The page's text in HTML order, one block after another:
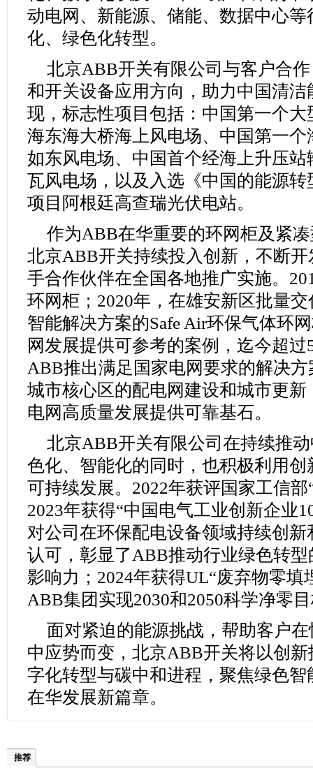
动电网、新能源、储能、数据中心
化、绿色化转型。
北京ABB开关有限公司与客户合
和开关设备应用方向，助力中国清
现，标志性项目包括：中国第一个
海东海大桥海上风电场、中国第一
如东风电场、中国首个经海上升压站
瓦风电场，以及入选《中国的能源转
项目阿根廷高查瑞光伏电站。
作为ABB在华重要的环网柜及紧
北京ABB开关持续投入创新，不断
手合作伙伴在全国各地推广实施。
环网柜；2020年，在雄安新区批量
智能解决方案的Safe Air环保气体环
网发展提供可参考的案例，迄今超过
ABB推出满足国家电网要求的解决
城市核心区的配电网建设和城市更
电网高质量发展提供可靠基石。
北京ABB开关有限公司在持续推
色化、智能化的同时，也积极利用
可持续发展。2022年获评国家工信
2023年获得“中国电气工业创新企业
对公司在环保配电设备领域持续创
认可，彰显了ABB推动行业绿色转
影响力；2024年获得UL“废弃物零填
ABB集团实现2030和2050科学净零
面对紧迫的能源挑战，帮助客户
中应势而变，北京ABB开关将以创
字化转型与碳中和进程，聚焦绿色
在华发展新篇章。
推荐